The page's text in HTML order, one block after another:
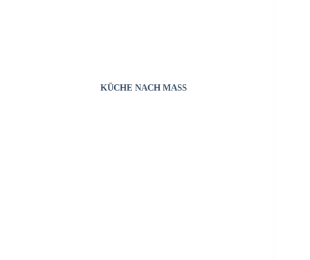
KÜCHE NACH MASS